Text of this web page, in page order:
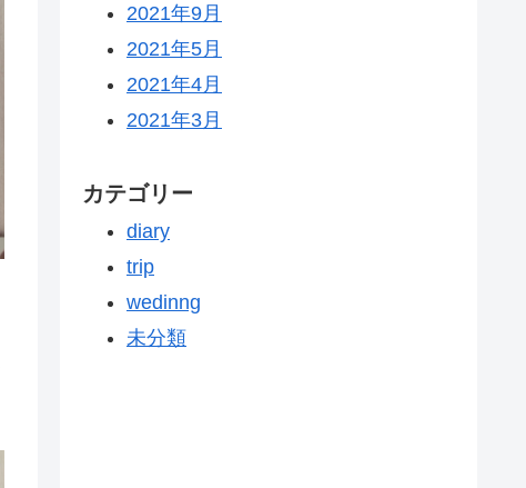
2021年9月
2021年5月
2021年4月
2021年3月
カテゴリー
diary
trip
wedinng
未分類